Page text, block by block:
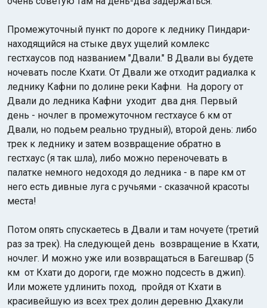
Промежуточный пункт по дороге к леднику Пиндари-
находящийся на стыке двух ущелий комлекс
гестхаусов под названием "Двали." В Двали вы будете
ночевать после Кхати. От Двали же отходит радиалка к
леднику Кафни по долине реки Кафни. На дорогу от
Двали до ледника Кафни уходит два дня. Первый
день - ночлег в промежуточном гестхаусе 6 км от
Двали, но подьем реально трудный), второй день: либо
трек к леднику и затем возвращение обратно в
гестхаус (я так шла), либо можно переночевать в
палатке немного недоходя до ледника - в паре км от
него есть дивные луга с ручьями - сказачной красоты
места!
Потом опять спускаетесь в Двали и там ночуете (третий
раз за трек). На следующей день возвращение в Кхати,
ночлег. И можно уже или возвращаться в Багешвар (5
км от Кхати до дороги, где можно подсесть в джип).
Или можете удлинить поход, пройдя от Кхати в
красивейшую из всех трех долин деревню Дхакули